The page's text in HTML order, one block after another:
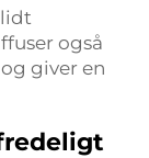
også
giver en